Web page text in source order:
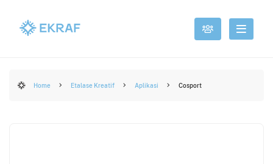
Home Etalase Kreatif Aplikasi Cosport